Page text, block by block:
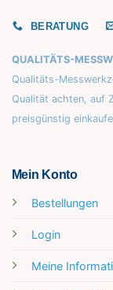
BERATUNG
QUALITÄTS-
Qualitäts-
Qualität achten, auf
preisgünstig
Mein Konto
Bestellungen
Login
Meine